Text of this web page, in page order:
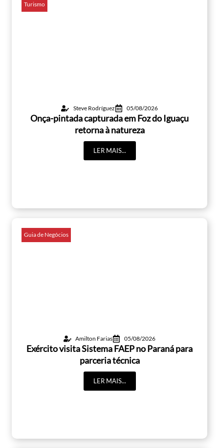
Turismo
Steve Rodríguez 05/08/2026
Onça-pintada capturada em Foz do Iguaçu
retorna à natureza
LER MAIS...
Guia de Negócios
Amilton Farias 05/08/2026
Exército visita Sistema FAEP no Paraná para
parceria técnica
LER MAIS...